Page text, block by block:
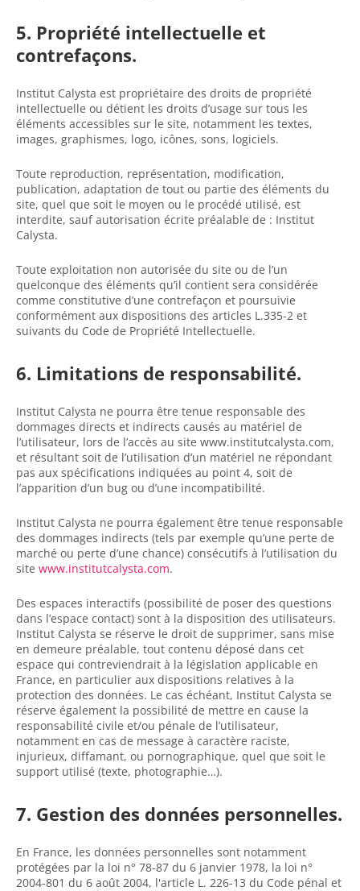
5. Propriété intellectuelle et
contrefaçons.
Institut Calysta est propriétaire des droits de propriété
intellectuelle ou détient les droits d’usage sur tous les
éléments accessibles sur le site, notamment les textes,
images, graphismes, logo, icônes, sons, logiciels.
Toute reproduction, représentation, modification,
publication, adaptation de tout ou partie des éléments du
site, quel que soit le moyen ou le procédé utilisé, est
interdite, sauf autorisation écrite préalable de : Institut
Calysta.
Toute exploitation non autorisée du site ou de l’un
quelconque des éléments qu’il contient sera considérée
comme constitutive d’une contrefaçon et poursuivie
conformément aux dispositions des articles L.335-2 et
suivants du Code de Propriété Intellectuelle.
6. Limitations de responsabilité.
Institut Calysta ne pourra être tenue responsable des
dommages directs et indirects causés au matériel de
l’utilisateur, lors de l’accès au site www.institutcalysta.com,
et résultant soit de l’utilisation d’un matériel ne répondant
pas aux spécifications indiquées au point 4, soit de
l’apparition d’un bug ou d’une incompatibilité.
Institut Calysta ne pourra également être tenue responsable
des dommages indirects (tels par exemple qu’une perte de
marché ou perte d’une chance) consécutifs à l’utilisation du
site www.institutcalysta.com.
Des espaces interactifs (possibilité de poser des questions
dans l’espace contact) sont à la disposition des utilisateurs.
Institut Calysta se réserve le droit de supprimer, sans mise
en demeure préalable, tout contenu déposé dans cet
espace qui contreviendrait à la législation applicable en
France, en particulier aux dispositions relatives à la
protection des données. Le cas échéant, Institut Calysta se
réserve également la possibilité de mettre en cause la
responsabilité civile et/ou pénale de l’utilisateur,
notamment en cas de message à caractère raciste,
injurieux, diffamant, ou pornographique, quel que soit le
support utilisé (texte, photographie…).
7. Gestion des données personnelles.
En France, les données personnelles sont notamment
protégées par la loi n° 78-87 du 6 janvier 1978, la loi n°
2004-801 du 6 août 2004, l'article L. 226-13 du Code pénal et